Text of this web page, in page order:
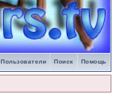
Помощь
Поиск
Пользователи